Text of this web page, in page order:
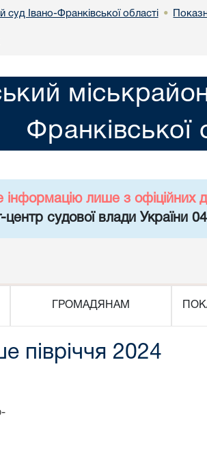
суд Івано-Франківської області •
Франківської
інформацію лише з офіційних
судової влади України
ГРОМАДЯНАМ
півріччя 2024